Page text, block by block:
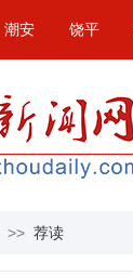
潮安 饶平
>> 荐读